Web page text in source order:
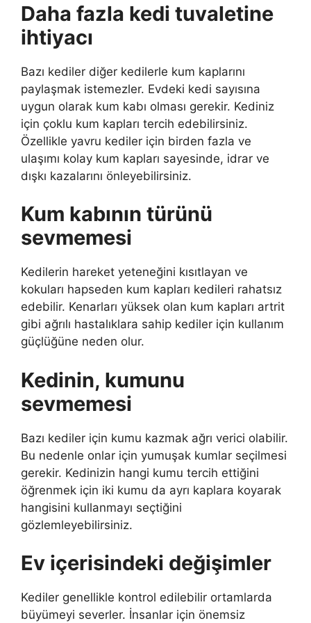
Daha fazla kedi tuvaletine
ihtiyacı
Bazı kediler diğer kedilerle kum kaplarını
paylaşmak istemezler. Evdeki kedi sayısına
uygun olarak kum kabı olması gerekir. Kediniz
için çoklu kum kapları tercih edebilirsiniz.
Özellikle yavru kediler için birden fazla ve
ulaşımı kolay kum kapları sayesinde, idrar ve
dışkı kazalarını önleyebilirsiniz.
Kum kabının türünü
sevmemesi
Kedilerin hareket yeteneğini kısıtlayan ve
kokuları hapseden kum kapları kedileri rahatsız
edebilir. Kenarları yüksek olan kum kapları artrit
gibi ağrılı hastalıklara sahip kediler için kullanım
güçlüğüne neden olur.
Kedinin, kumunu
sevmemesi
Bazı kediler için kumu kazmak ağrı verici olabilir.
Bu nedenle onlar için yumuşak kumlar seçilmesi
gerekir. Kedinizin hangi kumu tercih ettiğini
öğrenmek için iki kumu da ayrı kaplara koyarak
hangisini kullanmayı seçtiğini
gözlemleyebilirsiniz.
Ev içerisindeki değişimler
Kediler genellikle kontrol edilebilir ortamlarda
büyümeyi severler. İnsanlar için önemsiz